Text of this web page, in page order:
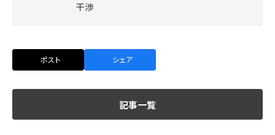
干渉
ポスト シェア
記事一覧